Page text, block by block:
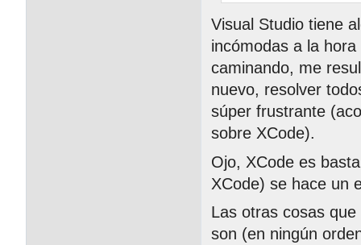
Visual Studio tiene
incómodas a la
caminando, me
nuevo, resolver
súper frustrante
sobre XCode).
Ojo, XCode es
XCode) se hace un
Las otras cosas
son (en ningún